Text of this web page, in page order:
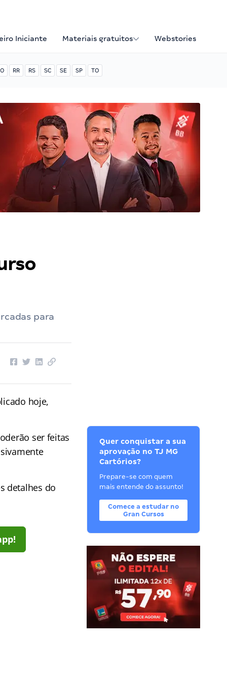
Iniciante Materiais gratuitos Webstories
RR RS SC SE SP TO
para
hoje,
ser feitas
detalhes do
Quer conquistar a sua
aprovação no TJ MG
Cartórios?
Prepare-se com quem
mais entende do assunto!
Comece a estudar no
Gran Cursos